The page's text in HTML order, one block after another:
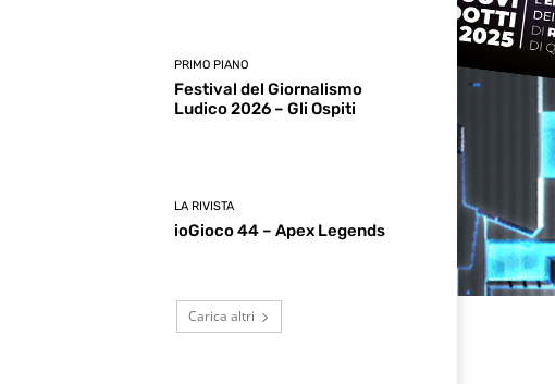
PRIMO PIANO
Festival del Giornalismo
Ludico 2026 – Gli Ospiti
LA RIVISTA
ioGioco 44 – Apex Legends
Carica altri